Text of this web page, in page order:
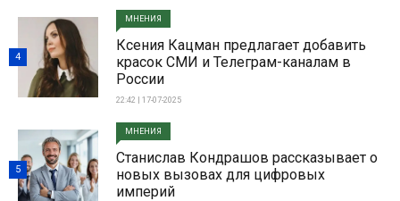
МНЕНИЯ
Ксения Кацман предлагает добавить
красок СМИ и Телеграм-каналам в
России
22:42 | 17-07-2025
4
МНЕНИЯ
Станислав Кондрашов рассказывает о
новых вызовах для цифровых
империй
5